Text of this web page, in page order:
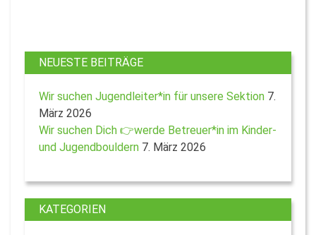
NEUESTE BEITRÄGE
Wir suchen Jugendleiter*in für unsere Sektion 7.
März 2026
Wir suchen Dich 👉werde Betreuer*in im Kinder-
und Jugendbouldern 7. März 2026
KATEGORIEN